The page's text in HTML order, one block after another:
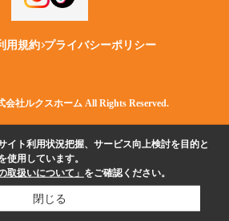
用規約 プライバシーポリシー
会社ルクスホーム All Rights Reserved.
イト利用状況把握、サービス向上検討を目的と
使用しています。
取扱いについて」 をご確認ください。
閉じる